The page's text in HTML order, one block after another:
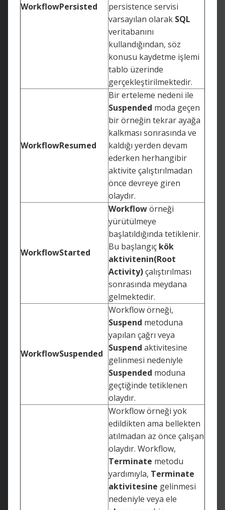
WorkflowPersisted
persistence servisi
varsayılan olarak SQL
veritabanını
kullandığından, söz
konusu kaydetme işlemi
tablo üzerinde
gerçekleştirilmektedir.
WorkflowResumed
Bir erteleme nedeni ile
Suspended moda geçen
bir örneğin tekrar ayağa
kalkması sonrasında ve
kaldığı yerden devam
ederken herhangibir
aktivite çalıştırılmadan
önce devreye giren
olaydır.
WorkflowStarted
Workflowörneği
yürütülmeye
başlatıldığında tetiklenir.
Bu başlangıç kök
aktivitenin(Root
Activity)çalıştırılması
sonrasında meydana
gelmektedir.
WorkflowSuspended
Workflow örneği,
Suspend metoduna
yapılan çağrı veya
Suspend aktivitesine
gelinmesi nedeniyle
Suspended moduna
geçtiğinde tetiklenen
olaydır.
Workflow örneği yok
edildikten ama bellekten
atılmadan az önce çalışan
olaydır. Workflow,
Terminate metodu
yardımıyla, Terminate
aktivitesine gelinmesi
nedeniyle veya ele